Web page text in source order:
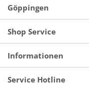
Göppingen
Shop Service
Informationen
Service Hotline